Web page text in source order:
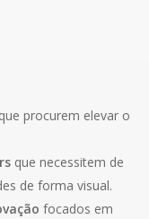
que procurem elevar o
que necessitem de
de forma visual.
focados em